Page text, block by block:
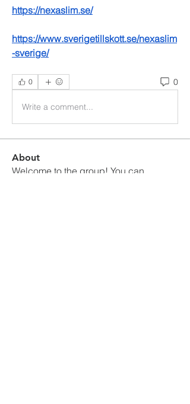
https://nexaslim.se/
https://www.sverigetillskott.se/nexaslim
-sverige/
0 0
Write a comment...
About
Welcome to the group! You can